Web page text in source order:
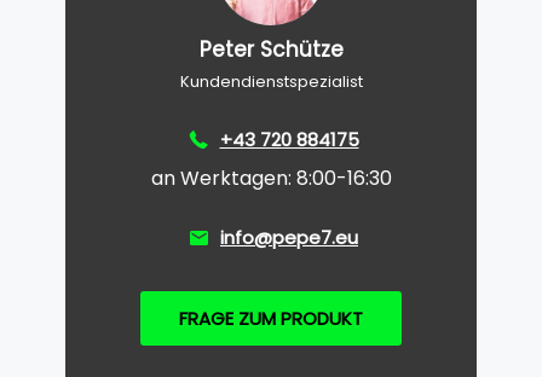
Peter Schütze
Kundendienstspezialist
+43 720 884175
an Werktagen: 8:00-16:30
info@pepe7.eu
FRAGE ZUM PRODUKT